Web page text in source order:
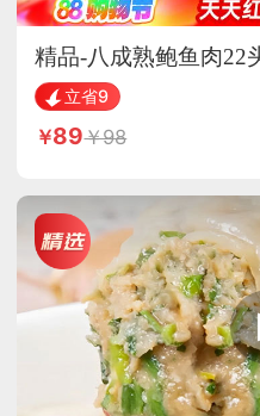
精品-八成熟鲍鱼肉22
脏）立省9
89 98